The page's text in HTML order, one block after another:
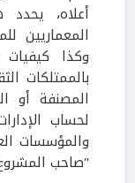
أعلاه،
المعماريين
وكذا كيفيات
بالممتلكات
المصنفة أو
لحساب
والمؤسسات
"صاحب